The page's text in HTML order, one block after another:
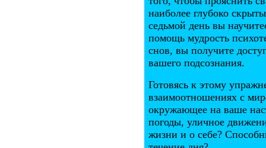
наиболее глубоко
седьмой день вы
помощь мудрость
снов, вы получите
вашего подсознания.
Готовясь к этому
взаимоотношениях с
окружающее на ваше
погоды, уличное
жизни и о себе?